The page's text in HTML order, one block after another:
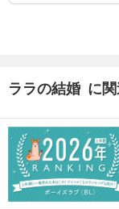
ララの結婚 に